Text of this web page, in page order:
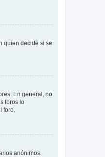
quien decide si se
En general, no
foros lo
foro.
anónimos.